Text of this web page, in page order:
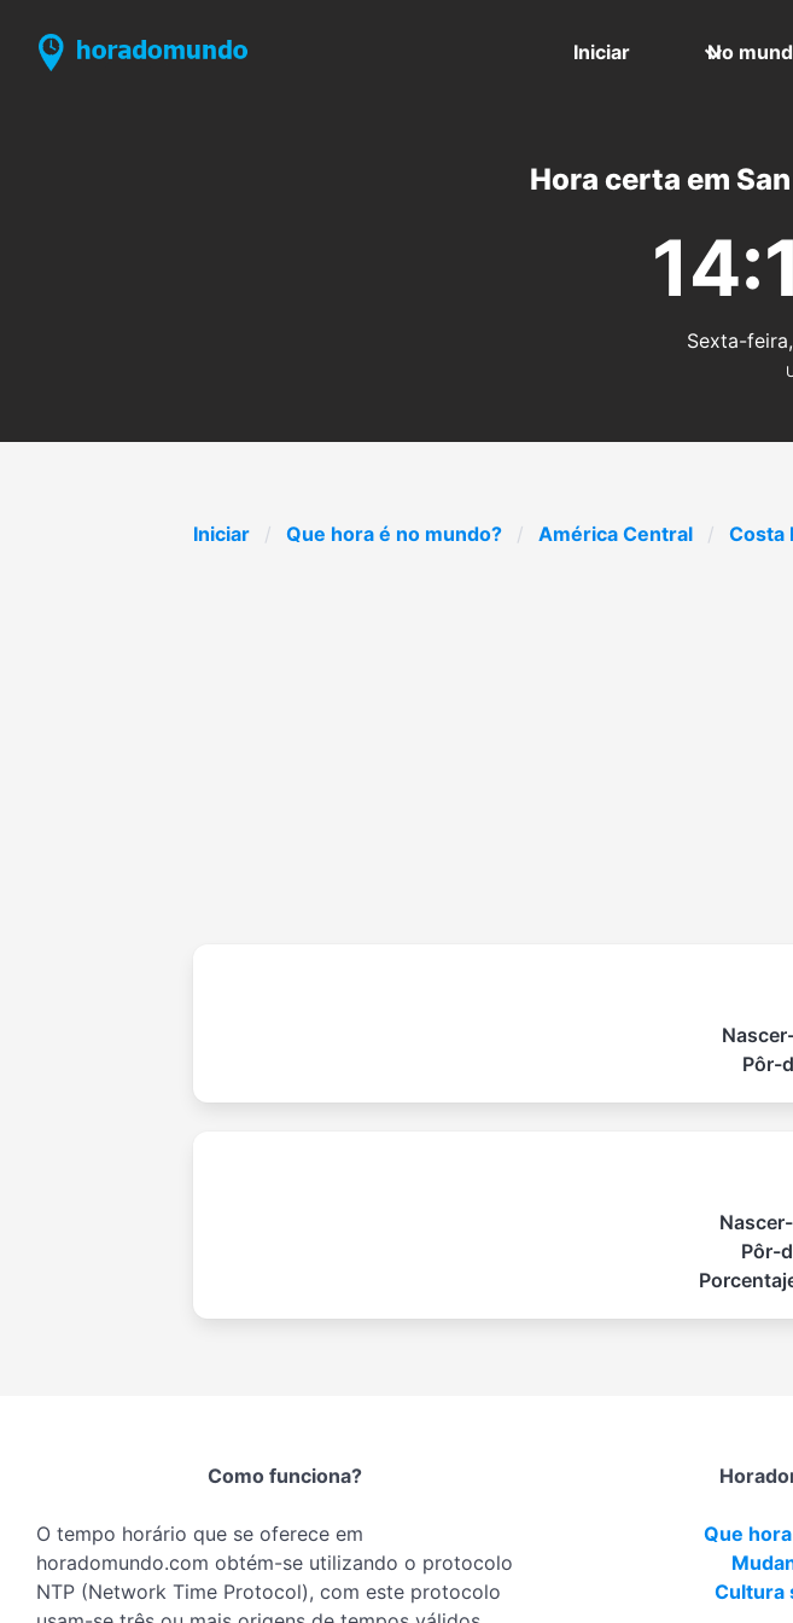
Iniciar No
Hora certa em
Sexta-
Iniciar Que hora é no mundo? América Central Costa
Pôr-
Pôr-
Como funciona?
O tempo horário que se oferece em
horadomundo.com obtém-se utilizando o protocolo
NTP (Network Time Protocol), com este protocolo
Que
Cultura